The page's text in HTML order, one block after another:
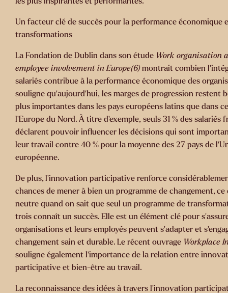
Un facteur clé de succès pour la performance économique
transformations
La Fondation de Dublin dans son étude Work organisation
employee involvement in Europe(6)montrait combien
salariés contribue à la performance économique des
souligne qu’aujourd’hui, les marges de progression restent
plus importantes dans les pays européens latins que dans
l’Europe du Nord. À titre d’exemple, seuls 31 % des salariés
déclarent pouvoir influencer les décisions qui sont
leur travail contre 40 % pour la moyenne des 27 pays de
européenne.
De plus, l’innovation participative renforce
chances de mener à bien un programme de changement, ce
neutre quand on sait que seul un programme de
trois connaît un succès. Elle est un élément clé pour
organisations et leurs employés peuvent s’adapter et
changement sain et durable. Le récent ouvrage Workplace
souligne également l’importance de la relation entre
participative et bien-être au travail.
La reconnaissance des idées à travers l’innovation